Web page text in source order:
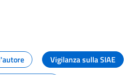
Vigilanza sulla SIAE